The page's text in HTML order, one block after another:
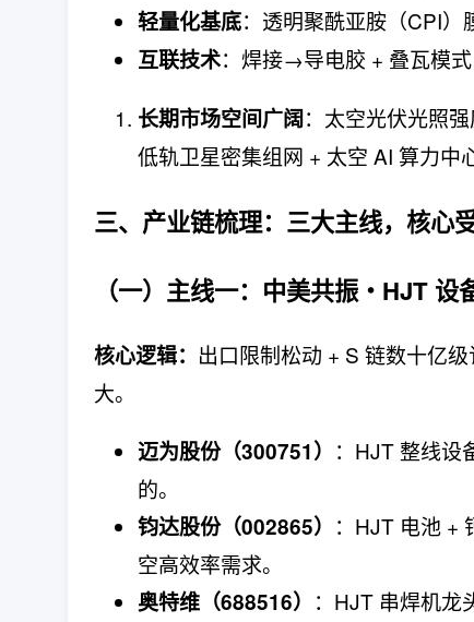
轻量化基底：透明聚酰亚胺（CPI）
互联技术：焊接→导电胶 + 叠瓦模式
长期市场空间广阔：太空光伏光照
低轨卫星密集组网 + 太空 AI 算力中
三、产业链梳理： 三大主线，核心
（一）主线一： 中美共振・HJT 设
核心逻辑： 出口限制松动 + S 链数十亿
大。
迈为股份（300751） ：HJT 整线设
的。
钧达股份（002865） ：HJT 电池 +
空高效率需求。
奥特维（688516） ：HJT 串焊机龙